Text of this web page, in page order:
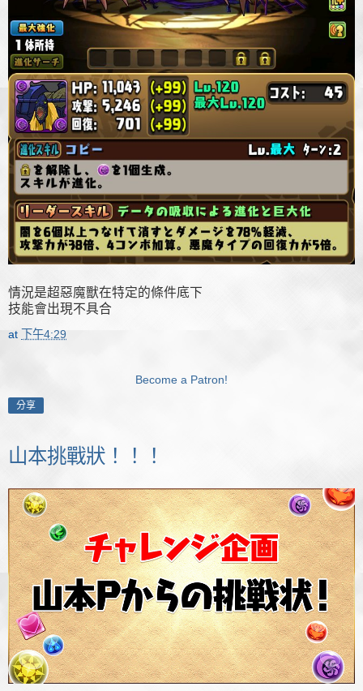
情況是超惡魔獸在特定的條件底下
技能會出現不具合
at 下午4:29
Become a Patron!
分享
山本挑戰狀！！！